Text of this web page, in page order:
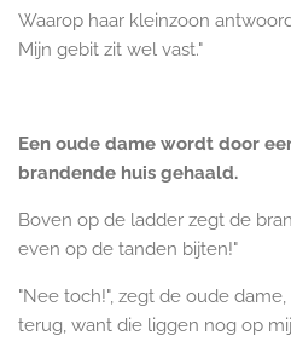
Waarop haar kleinzoon
Mijn gebit zit wel vast."
Een oude dame wordt door
brandende huis gehaald.
Boven op de ladder zegt de
even op de tanden bijten!"
"Nee toch!", zegt de oude
terug, want die liggen nog op